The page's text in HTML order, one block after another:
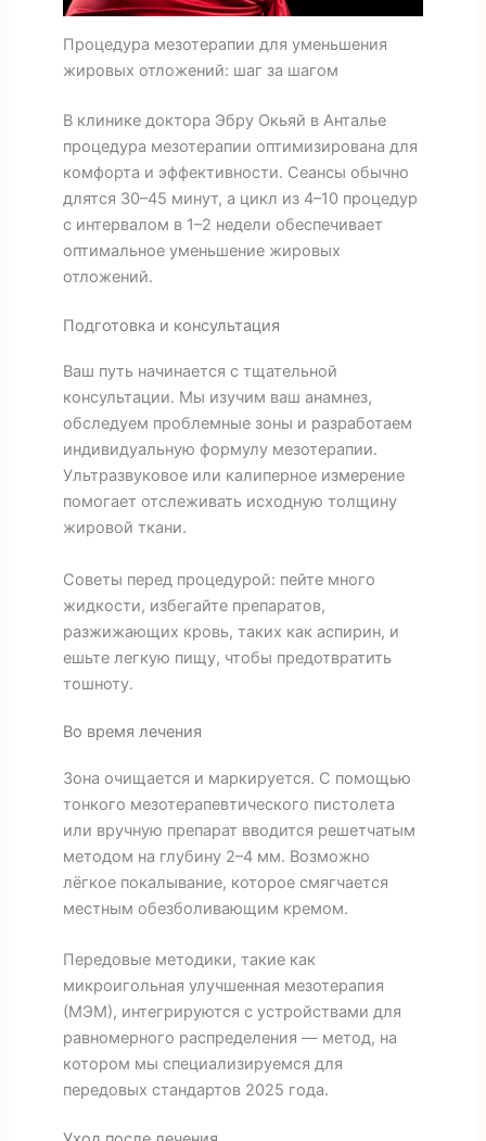
Процедура мезотерапии для уменьшения
жировых отложений: шаг за шагом
В клинике доктора Эбру Окьяй в Анталье
процедура мезотерапии оптимизирована для
комфорта и эффективности. Сеансы обычно
длятся 30–45 минут, а цикл из 4–10 процедур
с интервалом в 1–2 недели обеспечивает
оптимальное уменьшение жировых
отложений.
Подготовка и консультация
Ваш путь начинается с тщательной
консультации. Мы изучим ваш анамнез,
обследуем проблемные зоны и разработаем
индивидуальную формулу мезотерапии.
Ультразвуковое или калиперное измерение
помогает отслеживать исходную толщину
жировой ткани.
Советы перед процедурой: пейте много
жидкости, избегайте препаратов,
разжижающих кровь, таких как аспирин, и
ешьте легкую пищу, чтобы предотвратить
тошноту.
Во время лечения
Зона очищается и маркируется. С помощью
тонкого мезотерапевтического пистолета
или вручную препарат вводится решетчатым
методом на глубину 2–4 мм. Возможно
лёгкое покалывание, которое смягчается
местным обезболивающим кремом.
Передовые методики, такие как
микроигольная улучшенная мезотерапия
(МЭМ), интегрируются с устройствами для
равномерного распределения — метод, на
котором мы специализируемся для
передовых стандартов 2025 года.